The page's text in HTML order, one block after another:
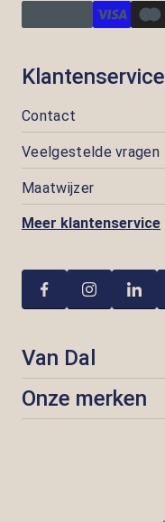
Klantenservice
Contact
Veelgestelde vragen
Maatwijzer
Meer klantenservice
Van Dal
Onze merken